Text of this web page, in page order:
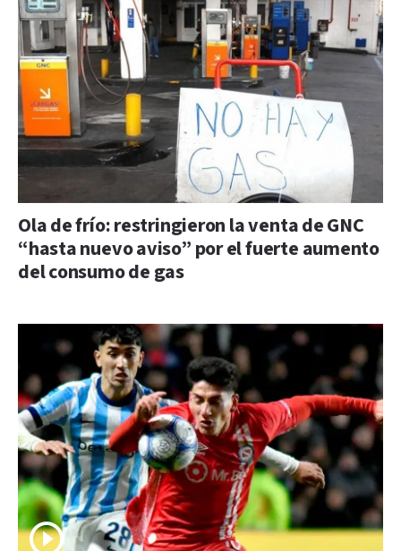
Ola de frío: restringieron la venta de GNC
“hasta nuevo aviso” por el fuerte aumento
del consumo de gas